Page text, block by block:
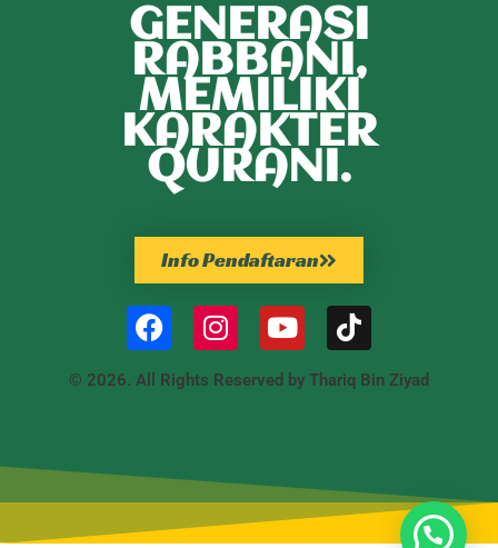
GENERASI
RABBANI,
MEMILIKI
KARAKTER
QURANI.
Info Pendaftaran
© 2026. All Rights Reserved by Thariq Bin Ziyad